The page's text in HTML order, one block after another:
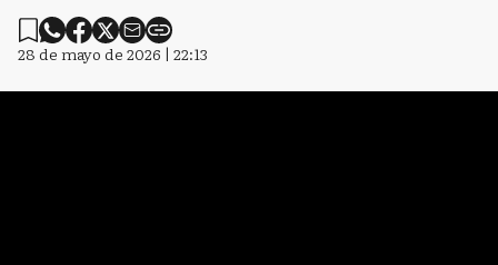
28 de mayo de 2026 | 22:13